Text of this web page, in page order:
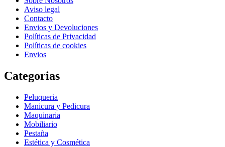
Aviso legal
Contacto
Envios y Devoluciones
Políticas de Privacidad
Políticas de cookies
Envios
Categorias
Peluqueria
Manicura y Pedicura
Maquinaria
Mobiliario
Pestaña
Estética y Cosmética